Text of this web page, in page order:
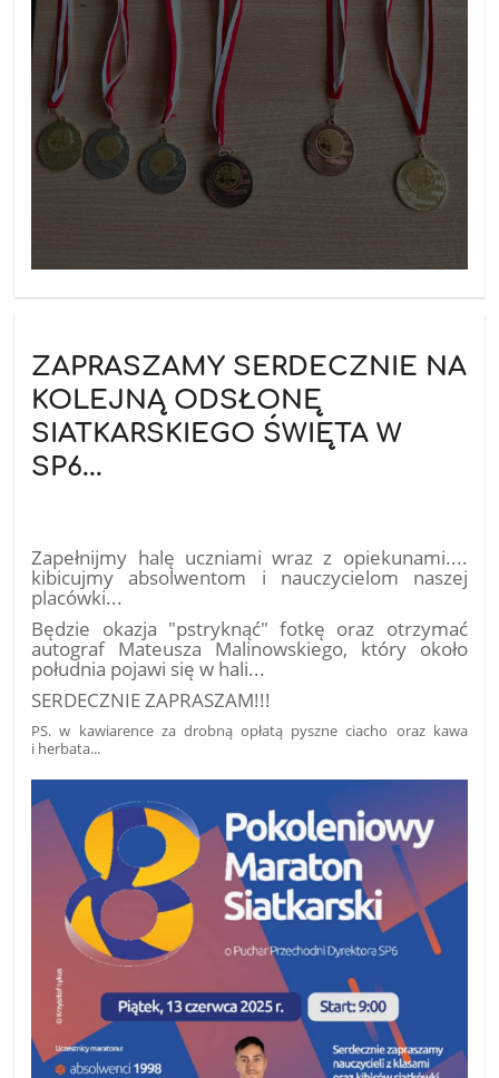
ZAPRASZAMY SERDECZNIE NA
KOLEJNĄ ODSŁONĘ
SIATKARSKIEGO ŚWIĘTA W
SP6...
Zapełnijmy halę uczniami wraz z opiekunami....
kibicujmy absolwentom i nauczycielom naszej
placówki...
Będzie okazja "pstryknąć" fotkę oraz otrzymać
autograf Mateusza Malinowskiego, który około
południa pojawi się w hali...
SERDECZNIE ZAPRASZAM!!!
PS. w kawiarence za drobną opłatą pyszne ciacho oraz kawa
i herbata...